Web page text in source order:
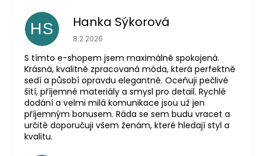
HS Hanka Sýkorová
Hodnocení obchodu je 5 z 5 hvězdiček.
8.2.2026
S tímto e-shopem jsem maximálně spokojená.
Krásná, kvalitně zpracovaná móda, která perfektně
sedí a působí opravdu elegantně. Oceňuji pečlivé
šití, příjemné materiály a smysl pro detail. Rychlé
dodání a velmi milá komunikace jsou už jen
příjemným bonusem. Ráda se sem budu vracet a
určitě doporučuji všem ženám, které hledají styl a
kvalitu.